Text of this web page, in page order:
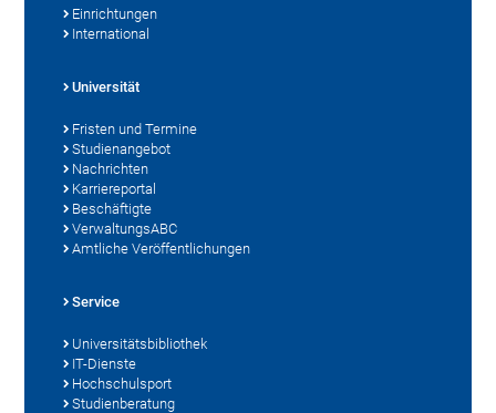
Einrichtungen
International
Universität
Fristen und Termine
Studienangebot
Nachrichten
Karriereportal
Beschäftigte
VerwaltungsABC
Amtliche Veröffentlichungen
Service
Universitätsbibliothek
IT-Dienste
Hochschulsport
Studienberatung